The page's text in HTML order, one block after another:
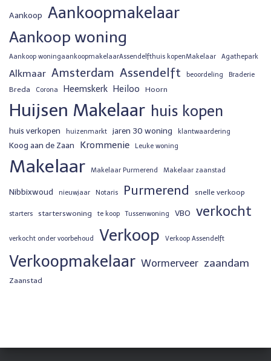
Aankoop Aankoopmakelaar
Aankoop woning
Aankoop woningaankoopmakelaarAssendelfthuis kopenMakelaar Agathepark
Alkmaar Amsterdam Assendelft beoordeling Braderie
Breda Corona Heemskerk Heiloo Hoorn
Huijsen Makelaar huis kopen
huis verkopen huizenmarkt jaren 30 woning klantwaardering
Koog aan de Zaan Krommenie Leuke woning
Makelaar Makelaar Purmerend Makelaar zaanstad
Nibbixwoud nieuwjaar Notaris Purmerend snelle verkoop
starters starterswoning te koop Tussenwoning VBO verkocht
verkocht onder voorbehoud Verkoop Verkoop Assendelft
Verkoopmakelaar Wormerveer zaandam
Zaanstad